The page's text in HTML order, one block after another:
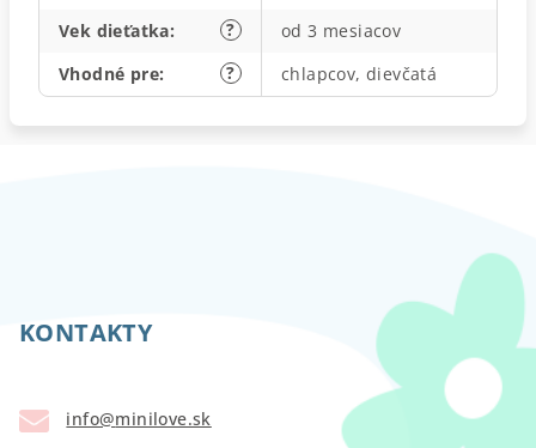
?
Vek dieťatka:
od 3 mesiacov
?
Vhodné pre: chlapcov, dievčatá
KONTAKTY
info@minilove.sk